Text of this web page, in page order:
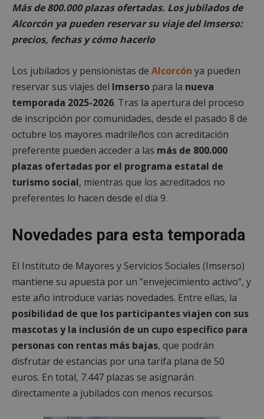
Más de 800.000 plazas ofertadas. Los jubilados de
Alcorcón ya pueden reservar su viaje del Imserso:
precios, fechas y cómo hacerlo
Los jubilados y pensionistas de Alcorcón ya pueden
reservar sus viajes del Imserso para la nueva
temporada 2025-2026. Tras la apertura del proceso
de inscripción por comunidades, desde el pasado 8 de
octubre los mayores madrileños con acreditación
preferente pueden acceder a las más de 800.000
plazas ofertadas por el programa estatal de
turismo social, mientras que los acreditados no
preferentes lo hacen desde el día 9.
Novedades para esta temporada
El Instituto de Mayores y Servicios Sociales (Imserso)
mantiene su apuesta por un “envejecimiento activo”, y
este año introduce varias novedades. Entre ellas, la
posibilidad de que los participantes viajen con sus
mascotas y la inclusión de un cupo específico para
personas con rentas más bajas, que podrán
disfrutar de estancias por una tarifa plana de 50
euros. En total, 7.447 plazas se asignarán
directamente a jubilados con menos recursos.